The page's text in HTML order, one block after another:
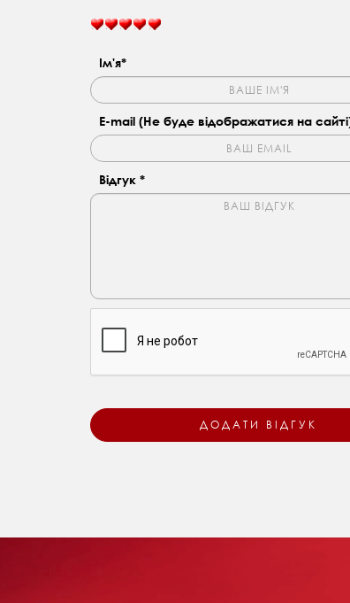
Ім'я*
E-mail (Не буде відображатися на
Відгук *